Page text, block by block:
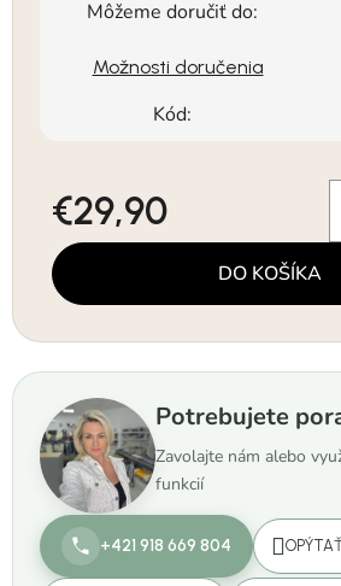
Môžeme doručiť do:
Možnosti doručenia
Kód:
€29,90
Jednotková cena:
DO KOŠÍKA
Potrebujete
Zavolajte nám alebo
funkcií
+421 918 669 804